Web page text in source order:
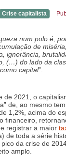
Crise capitalista
num polo é,
de
ignorância,
(…) do lado da
capital”.
de 2021, o
de, ao mesmo
1,2%, acima do
financeiro,
registrar a maior
de toda a série
da crise de
amplo.